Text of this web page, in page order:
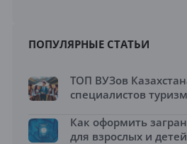
ПОПУЛЯРНЫЕ СТАТЬИ
ТОП ВУЗов
специалистов
Как оформить
для взрослых и детей